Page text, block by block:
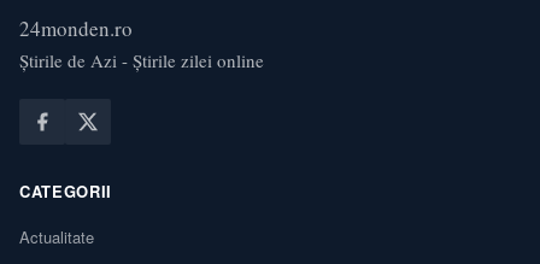
24monden.ro
Știrile de Azi - Știrile zilei online
CATEGORII
Actualitate